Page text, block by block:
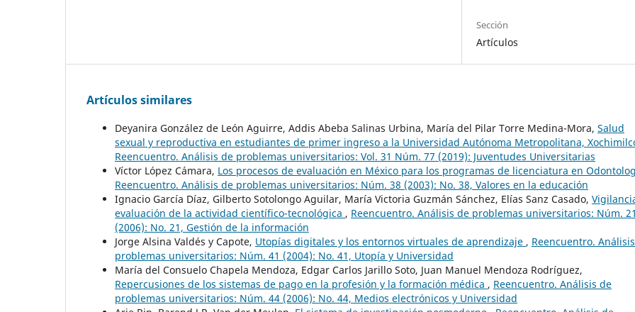
Sección
Artículos
Artículos similares
Deyanira González de León Aguirre, Addis Abeba Salinas Urbina, María del Pilar Torre Medina-Mora, Salud
sexual y reproductiva en estudiantes de primer ingreso a la Universidad Autónoma Metropolitana,
Reencuentro. Análisis de problemas universitarios: Vol. 31 Núm. 77 (2019): Juventudes Universitarias
Víctor López Cámara, Los procesos de evaluación en México para los programas de licenciatura en
Reencuentro. Análisis de problemas universitarios: Núm. 38 (2003): No. 38, Valores en la educación
Ignacio García Díaz, Gilberto Sotolongo Aguilar, María Victoria Guzmán Sánchez, Elías Sanz Casado,
evaluación de la actividad científico-tecnológica , Reencuentro. Análisis de problemas universitarios: Núm. 21
(2006): No. 21, Gestión de la información
Jorge Alsina Valdés y Capote, Utopías digitales y los entornos virtuales de aprendizaje , Reencuentro.
problemas universitarios: Núm. 41 (2004): No. 41, Utopía y Universidad
María del Consuelo Chapela Mendoza, Edgar Carlos Jarillo Soto, Juan Manuel Mendoza Rodríguez,
Repercusiones de los sistemas de pago en la profesión y la formación médica , Reencuentro. Análisis de
problemas universitarios: Núm. 44 (2006): No. 44, Medios electrónicos y Universidad